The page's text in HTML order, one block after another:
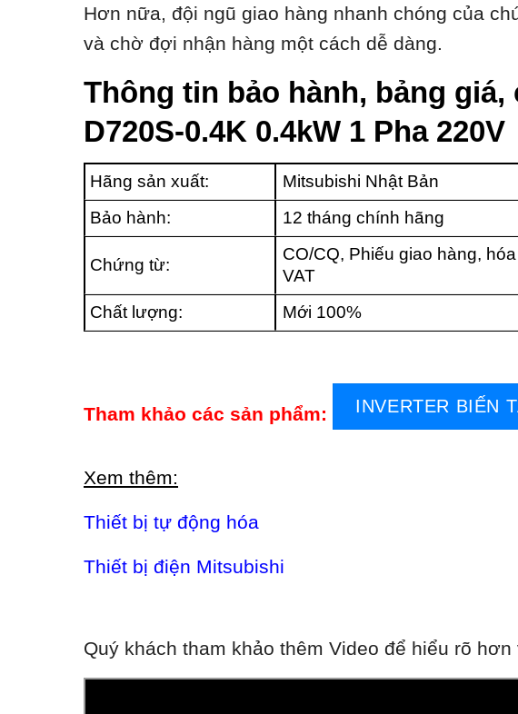
Hơn nữa, đội ngũ giao hàng nhanh chóng của
và chờ đợi nhận hàng một cách dễ dàng.
Thông tin bảo hành, bảng
D720S-0.4K 0.4kW 1 Pha 220V
Hãng sản xuất:
Mitsubishi Nhật Bản
Bảo hành:
12 tháng chính hãng
Chứng từ:
CO/CQ, Phiếu giao hàng,
VAT
Chất lượng:
Mới 100%
Tham khảo các sản phẩm: INVERTER BIẾN
Xem thêm:
Thiết bị tự động hóa
Thiết bị điện Mitsubishi
Quý khách tham khảo thêm Video để hiểu rõ hơn